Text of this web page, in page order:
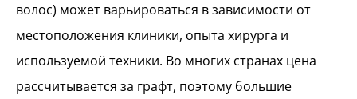
волос) может варьироваться в зависимости от
местоположения клиники, опыта хирурга и
используемой техники. Во многих странах цена
рассчитывается за графт, поэтому большие